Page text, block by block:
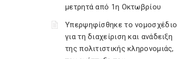
μετρητά από 1η Οκτωβρίου
Υπερψηφίσθηκε το νομοσχέδιο
για τη διαχείριση και ανάδειξη
της πολιτιστικής κληρονομιάς,